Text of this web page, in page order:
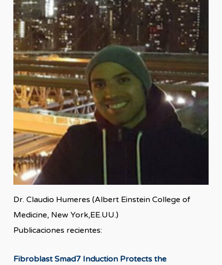
Dr. Claudio Humeres (Albert Einstein College of
Medicine, New York,EE.UU.)
Publicaciones recientes:
Fibroblast Smad7 Induction Protects the